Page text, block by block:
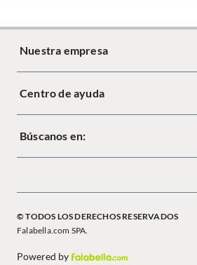
Nuestra empresa
Centro de ayuda
Búscanos en:
© TODOS LOS DERECHOS RESERVADOS
Falabella.com SPA.
Powered by